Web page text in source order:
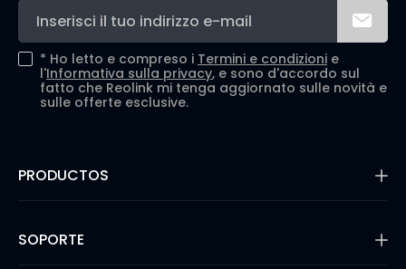
* Ho letto e compreso i Termini e condizioni e
l'Informativa sulla privacy, e sono d'accordo sul
fatto che Reolink mi tenga aggiornato sulle novità e
sulle offerte esclusive.
PRODUCTOS
Cámaras con Batería
SOPORTE